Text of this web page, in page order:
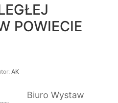
POWIECIE
AK
Biuro Wystaw